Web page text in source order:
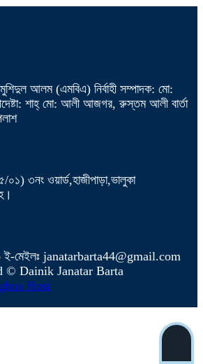
আলম (এমবিএ) নির্বাহী সম্পাদক: মো:
শাহ্ মো: আলী আজগর, রুস্তম আলী বার্তা
৩নং ওয়ার্ড,হাজীপাড়া,ভালুকা
ই-মেইলঃ janatarbarta44@gmail.com
Dainik Janatar Barta
Host